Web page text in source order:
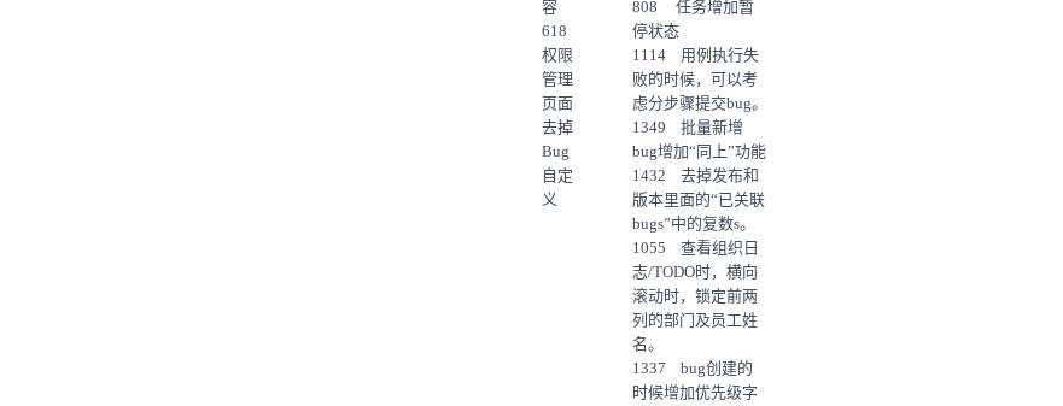
808 任务增加暂
停状态
1114 用例执行失
败的时候，可以考
虑分步骤提交bug。
1349 批量新增
bug增加“同上”功能
1432 去掉发布和
版本里面的“已关联
bugs”中的复数s。
1055 查看组织日
志/TODO时，横向
滚动时，锁定前两
列的部门及员工姓
名。
1337 bug创建的
时候增加优先级字
容
618
权限
管理
页面
去掉
Bug
自定
义